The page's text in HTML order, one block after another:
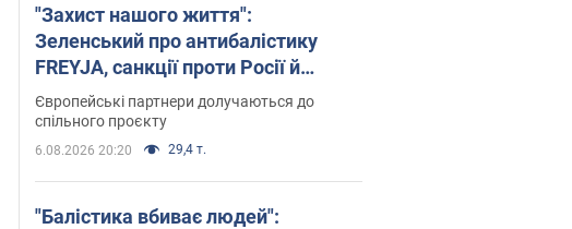
"Захист нашого життя":
Зеленський про антибалістику
FREYJA, санкції проти Росії й
підтримку аграріїв. Відео
Європейські партнери долучаються до
спільного проєкту
6.08.2026 20:20 29,4 т.
"Балістика вбиває людей":